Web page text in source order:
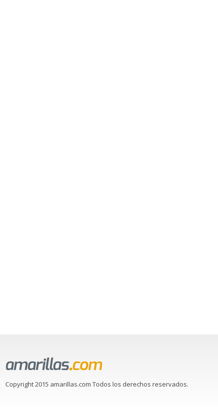
Copyright 2015 amarillas.com Todos los derechos reservados.